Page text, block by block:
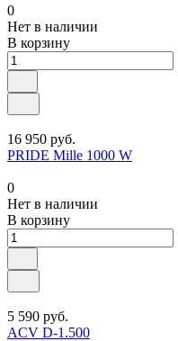
0
Нет в наличии
В корзину
16 950 руб.
PRIDE Mille 1000 W
0
Нет в наличии
В корзину
5 590 руб.
ACV D-1.500